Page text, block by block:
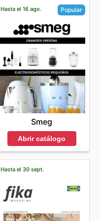
Hasta el 16 ago. Popular
Smeg
Abrir catálogo
Hasta el 30 sept.